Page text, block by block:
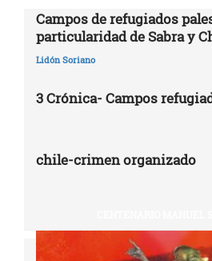
Campos de refugiados
particularidad de Sabra y
Lidón Soriano
3 Crónica- Campos
chile-crimen organizado